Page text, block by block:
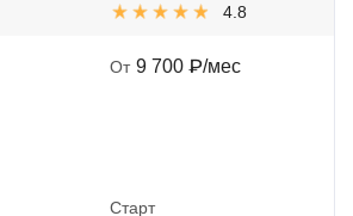
4.8
От 9 700 ₽/мес
Старт